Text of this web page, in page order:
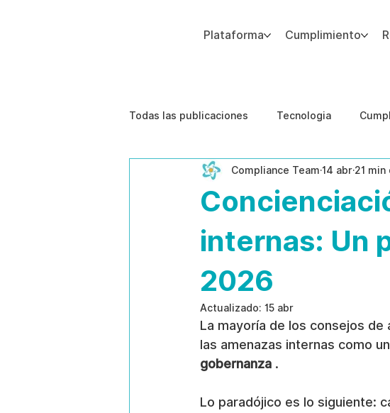
Plataforma Cumplimiento
Todas las publicaciones Tecnologia
Estudios de caso Etica de IA
internas: Un
2026
Compliance Team 14 abr 21
Actualizado: 15 abr
La mayoría de los consejos
las amenazas internas como
gobernanza .
Lo paradójico es lo siguiente: